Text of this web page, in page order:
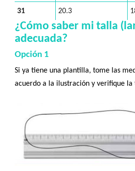
31 20.3
¿Cómo saber mi talla
adecuada?
Opción 1
Si ya tiene una plantilla, tome las
acuerdo a la ilustración y verifique